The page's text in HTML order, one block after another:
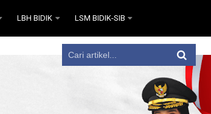
LBH BIDIK LSM BIDIK-SIB